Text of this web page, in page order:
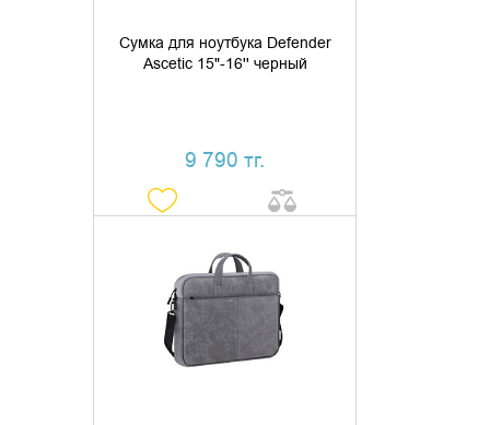
Сумка для ноутбука Defender
Ascetic 15"-16'' черный
9 790 тг.
УТОЧНИТЬ НАЛИЧИЕ